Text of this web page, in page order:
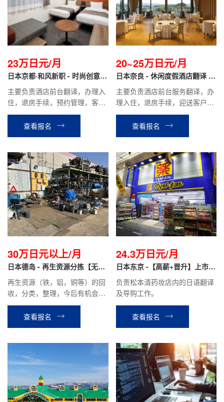
23万日元/月
日本京都·和风新职 - 时尚创意酒
店翻译 正社员
主要负责酒店前台翻译，办理入
住，退房手续，预约管理，客房
确认等相关工作。
查看报名
20~25万日元/月
日本奈良 - 休闲度假酒店翻译 正
社员
主要负责酒店前台服务翻译，办
理入住，退房手续，迎送客户，
酒店内设施介绍引导，餐厅服
务，客房整理等酒店安排的相关
工作。
查看报名
30万日元以上/月
日本德岛 - 再生资源分拣【无日
再生资源（铁，铝，铜等）的回
收，分类，整理，今后有机会做
营业。
查看报名
24.3万日元/月
日本东京 -【高薪+晋升】上市药
负责松本清药妆店内的日语翻译
及导购工作。
查看报名